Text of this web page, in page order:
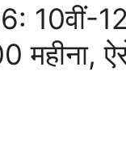
10वीं-
महीना,